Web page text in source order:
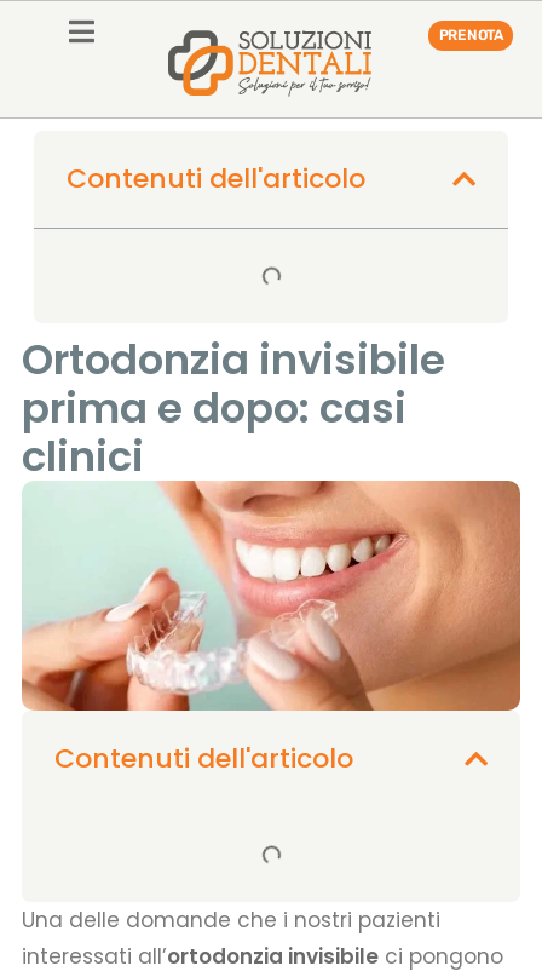
PRENOTA
Contenuti dell'articolo
Ortodonzia invisibile
prima e dopo: casi
clinici
Contenuti dell'articolo
Una delle domande che i nostri pazienti
interessati all’ortodonzia invisibileci pongono